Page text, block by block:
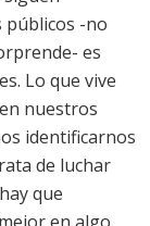
públicos -no
es
Lo que vive
nuestros
identificarnos
de luchar
que